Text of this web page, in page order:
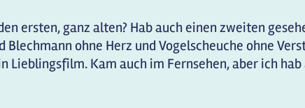
ersten, ganz alten? Hab auch einen zweiten
ohne Herz und Vogelscheuche ohne
Kam auch im Fernsehen, aber ich hab